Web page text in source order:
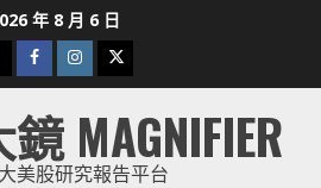
年 8 月 6 日
股
Facebook
Instagram
Twitter
MAGNIFIER
美股研究報告平台